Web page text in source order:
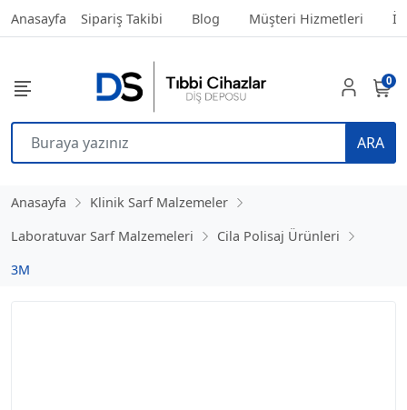
Anasayfa Sipariş Takibi Blog Müşteri Hizmetleri
ARA
0
Anasayfa
Klinik Sarf Malzemeler
Laboratuvar Sarf Malzemeleri
Cila Polisaj Ürünleri
3M